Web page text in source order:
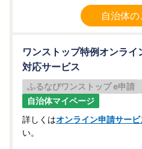
自治体
ワンストップ特例オンライ
対応サービス
ふるなびワンストップ e申請
自治体マイページ
詳しくはオンライン申請サー
い。